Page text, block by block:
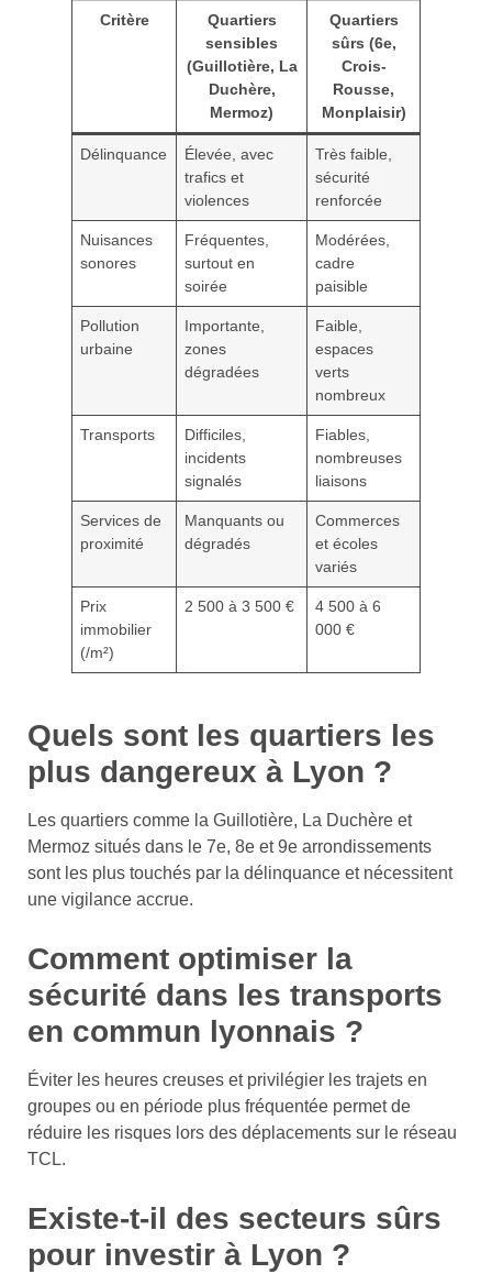
Critère
Quartiers
sensibles
(Guillotière, La
Duchère,
Mermoz)
Quartiers
sûrs (6e,
Crois-
Rousse,
Monplaisir)
Délinquance
Élevée, avec
trafics et
violences
Très faible,
sécurité
renforcée
Nuisances
sonores
Fréquentes,
surtout en
soirée
Modérées,
cadre
paisible
Pollution
urbaine
Importante,
zones
dégradées
Faible,
espaces
verts
nombreux
Transports
Difficiles,
incidents
signalés
Fiables,
nombreuses
liaisons
Services de
proximité
Manquants ou
dégradés
Commerces
et écoles
variés
Prix
immobilier
(/m²)
2 500 à 3 500 €
4 500 à 6
000 €
Quels sont les quartiers les
plus dangereux à Lyon ?
Les quartiers comme la Guillotière, La Duchère et
Mermoz situés dans le 7e, 8e et 9e arrondissements
sont les plus touchés par la délinquance et nécessitent
une vigilance accrue.
Comment optimiser la
sécurité dans les transports
en commun lyonnais ?
Éviter les heures creuses et privilégier les trajets en
groupes ou en période plus fréquentée permet de
réduire les risques lors des déplacements sur le réseau
TCL.
Existe-t-il des secteurs sûrs
pour investir à Lyon ?